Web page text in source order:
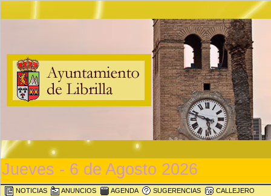
Jueves - 6 de Agosto 2026
NOTICIAS ANUNCIOS AGENDA SUGERENCIAS CALLEJERO